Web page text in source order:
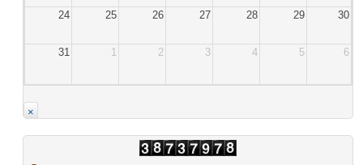
24 25 26 27 28 29 30
31 1 2 3 4 5 6
×